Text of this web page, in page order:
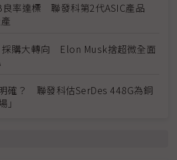
良率達標 聯發科第2代ASIC產品
採購大轉向 Elon Musk捨超微全面
確？ 聯發科估SerDes 448G為銅